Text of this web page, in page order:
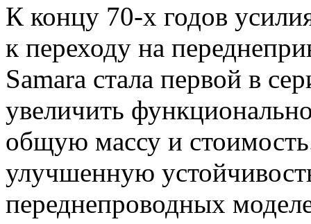
К концу 70-х годов
к переходу на
Samara стала первой в
увеличить
общую массу и
улучшенную
переднепроводных